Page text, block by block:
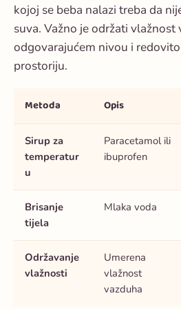
kojoj se beba nalazi treba da
suva. Važno je održati vlažnost
odgovarajućem nivou i
prostoriju.
Metoda Opis
Sirup za
temperatur
u
Paracetamol ili
ibuprofen
Brisanje
tijela
Mlaka voda
Održavanje
vlažnosti
Umerena
vlažnost
vazduha